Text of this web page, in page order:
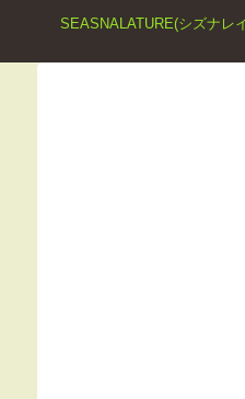
SEASNALATURE(シズナレ